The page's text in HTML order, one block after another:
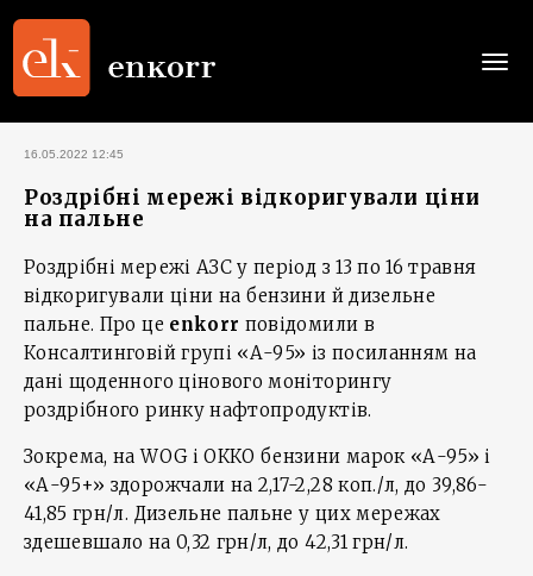
16.05.2022 12:45
Роздрібні мережі відкоригували ціни
на пальне
Роздрібні мережі АЗС у період з 13 по 16 травня
відкоригували ціни на бензини й дизельне
пальне. Про це enkorr повідомили в
Консалтинговій групі «А-95» із посиланням на
дані щоденного цінового моніторингу
роздрібного ринку нафтопродуктів.
Зокрема, на WOG і ОККО бензини марок «А-95» і
«А-95+» здорожчали на 2,17-2,28 коп./л, до 39,86-
41,85 грн/л. Дизельне пальне у цих мережах
здешевшало на 0,32 грн/л, до 42,31 грн/л.